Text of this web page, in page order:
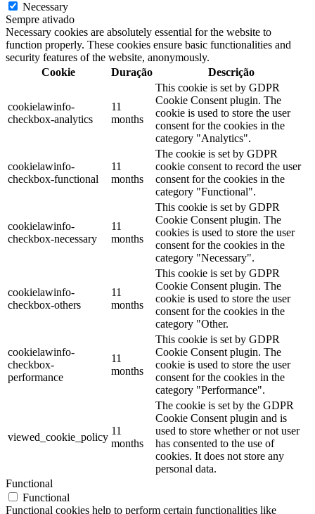
Necessary
Sempre ativado
Necessary cookies are absolutely essential for the website to
function properly. These cookies ensure basic functionalities and
security features of the website, anonymously.
Cookie
Duração Descrição
cookielawinfo-
checkbox-analytics
11
months
This cookie is set by GDPR
Cookie Consent plugin. The
cookie is used to store the user
consent for the cookies in the
category "Analytics".
cookielawinfo-
checkbox-functional
11
months
The cookie is set by GDPR
cookie consent to record the user
consent for the cookies in the
category "Functional".
cookielawinfo-
checkbox-necessary
11
months
This cookie is set by GDPR
Cookie Consent plugin. The
cookies is used to store the user
consent for the cookies in the
category "Necessary".
cookielawinfo-
checkbox-others
11
months
This cookie is set by GDPR
Cookie Consent plugin. The
cookie is used to store the user
consent for the cookies in the
category "Other.
cookielawinfo-
checkbox-
performance
11
months
This cookie is set by GDPR
Cookie Consent plugin. The
cookie is used to store the user
consent for the cookies in the
category "Performance".
viewed_cookie_policy
11
months
The cookie is set by the GDPR
Cookie Consent plugin and is
used to store whether or not user
has consented to the use of
cookies. It does not store any
personal data.
Functional
Functional
Functional cookies help to perform certain functionalities like